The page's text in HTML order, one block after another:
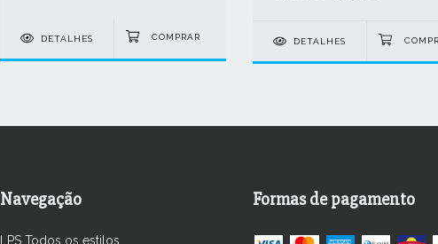
DETALHES DETALHES
Navegação
LPS Todos os estilos
Formas de pagamento